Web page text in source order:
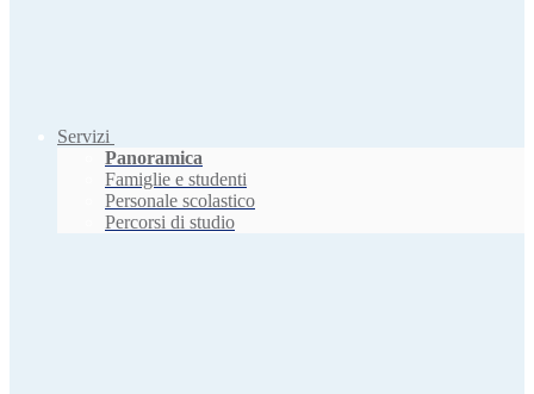
Servizi
Panoramica
Famiglie e studenti
Personale scolastico
Percorsi di studio